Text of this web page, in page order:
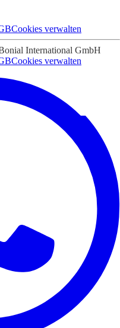
Cookies verwalten
International GmbH
Cookies verwalten